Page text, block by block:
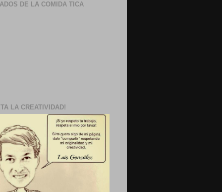
DE LA COMIDA TICA
LA CREATIVIDAD!